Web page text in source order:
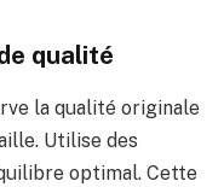
qualité
la qualité originale
Utilise des
optimal. Cette